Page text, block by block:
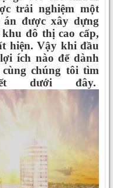
trải nghiệm một
được xây dựng
đô thị cao cấp,
hiện. Vậy khi đầu
ích nào để dành
chúng tôi tìm
dưới đây.